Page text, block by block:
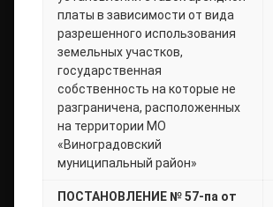
платы в зависимости от вида
разрешенного использования
земельных участков,
государственная
собственность на которые не
разграничена, расположенных
на территории МО
«Виноградовский
муниципальный район»
ПОСТАНОВЛЕНИЕ № 57-па от